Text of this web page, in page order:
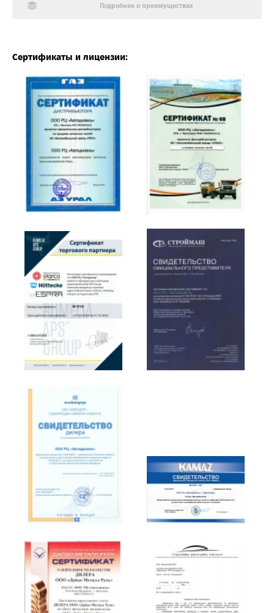
Подробнее о преимуществах
Сертификаты и лицензии: